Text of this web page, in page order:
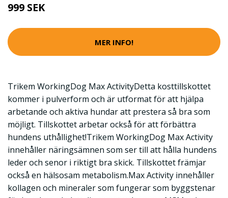
999 SEK
MER INFO!
Trikem WorkingDog Max ActivityDetta kosttillskottet
kommer i pulverform och är utformat för att hjälpa
arbetande och aktiva hundar att prestera så bra som
möjligt. Tillskottet arbetar också för att förbättra
hundens uthållighet!Trikem WorkingDog Max Activity
innehåller näringsämnen som ser till att hålla hundens
leder och senor i riktigt bra skick. Tillskottet främjar
också en hälsosam metabolism.Max Activity innehåller
kollagen och mineraler som fungerar som byggstenar